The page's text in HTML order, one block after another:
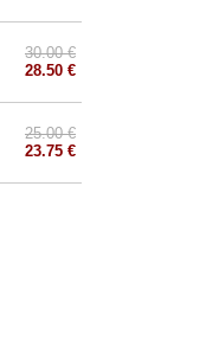
30.00 €
28.50 €
25.00 €
23.75 €